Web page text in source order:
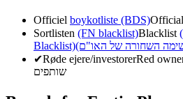
Officiel boykotliste (BDS)Official
Sortlisten (FN blacklist)Blacklist
Blacklist)השחורה של האו"ם)
✔Røde ejere/investorerRed
שותפים